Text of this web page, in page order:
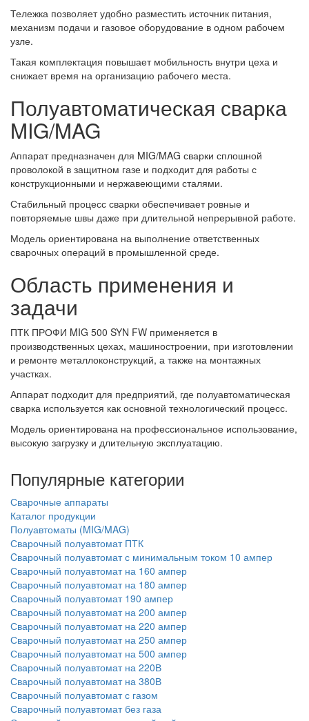
Тележка позволяет удобно разместить источник питания,
механизм подачи и газовое оборудование в одном рабочем
узле.
Такая комплектация повышает мобильность внутри цеха и
снижает время на организацию рабочего места.
Полуавтоматическая сварка
MIG/MAG
Аппарат предназначен для MIG/MAG сварки сплошной
проволокой в защитном газе и подходит для работы с
конструкционными и нержавеющими сталями.
Стабильный процесс сварки обеспечивает ровные и
повторяемые швы даже при длительной непрерывной работе.
Модель ориентирована на выполнение ответственных
сварочных операций в промышленной среде.
Область применения и
задачи
ПТК ПРОФИ MIG 500 SYN FW применяется в
производственных цехах, машиностроении, при изготовлении
и ремонте металлоконструкций, а также на монтажных
участках.
Аппарат подходит для предприятий, где полуавтоматическая
сварка используется как основной технологический процесс.
Модель ориентирована на профессиональное использование,
высокую загрузку и длительную эксплуатацию.
Популярные категории
Сварочные аппараты
Каталог продукции
Полуавтоматы (MIG/MAG)
Сварочный полуавтомат ПТК
Cварочный полуавтомат с минимальным током 10 ампер
Сварочный полуавтомат на 160 ампер
Сварочный полуавтомат на 180 ампер
Сварочный полуавтомат 190 ампер
Сварочный полуавтомат на 200 ампер
Сварочный полуавтомат на 220 ампер
Сварочный полуавтомат на 250 ампер
Сварочный полуавтомат на 500 ампер
Сварочный полуавтомат на 220В
Сварочный полуавтомат на 380В
Сварочный полуавтомат с газом
Сварочный полуавтомат без газа